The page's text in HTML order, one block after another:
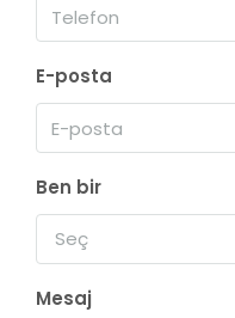
E-posta
Ben bir
Seç
Mesaj